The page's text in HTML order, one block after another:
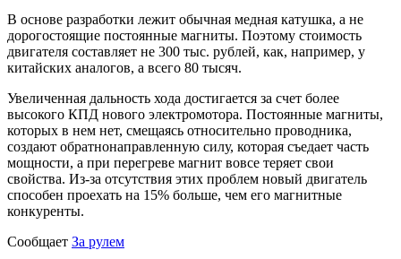
В основе разработки лежит обычная медная катушка, а не
дорогостоящие постоянные магниты. Поэтому стоимость
двигателя составляет не 300 тыс. рублей, как, например, у
китайских аналогов, а всего 80 тысяч.
Увеличенная дальность хода достигается за счет более
высокого КПД нового электромотора. Постоянные магниты,
которых в нем нет, смещаясь относительно проводника,
создают обратнонаправленную силу, которая съедает часть
мощности, а при перегреве магнит вовсе теряет свои
свойства. Из-за отсутствия этих проблем новый двигатель
способен проехать на 15% больше, чем его магнитные
конкуренты.
Сообщает За рулем